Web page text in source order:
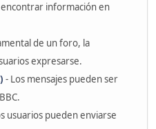
información en
de un foro, la
expresarse.
- Los mensajes pueden ser
usuarios pueden enviarse